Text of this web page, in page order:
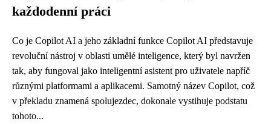
každodenní práci
Co je Copilot AI a jeho základní funkce Copilot AI představuje
revoluční nástroj v oblasti umělé inteligence, který byl navržen
tak, aby fungoval jako inteligentní asistent pro uživatele napříč
různými platformami a aplikacemi. Samotný název Copilot, což
v překladu znamená spolujezdec, dokonale vystihuje podstatu
tohoto...